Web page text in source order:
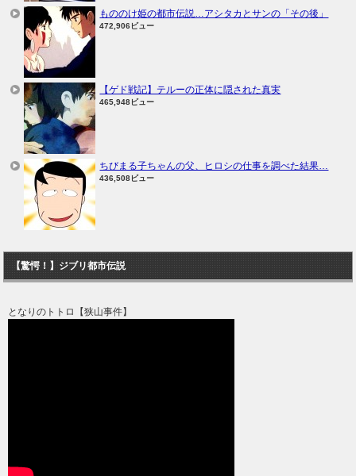
もののけ姫の都市伝説…アシタカとサンの「その後」
472,906ビュー
【ゲド戦記】テルーの正体に隠された真実
465,948ビュー
ちびまる子ちゃんの父、ヒロシの仕事を調べた結果…
436,508ビュー
【驚愕！】ジブリ都市伝説
となりのトトロ【狭山事件】